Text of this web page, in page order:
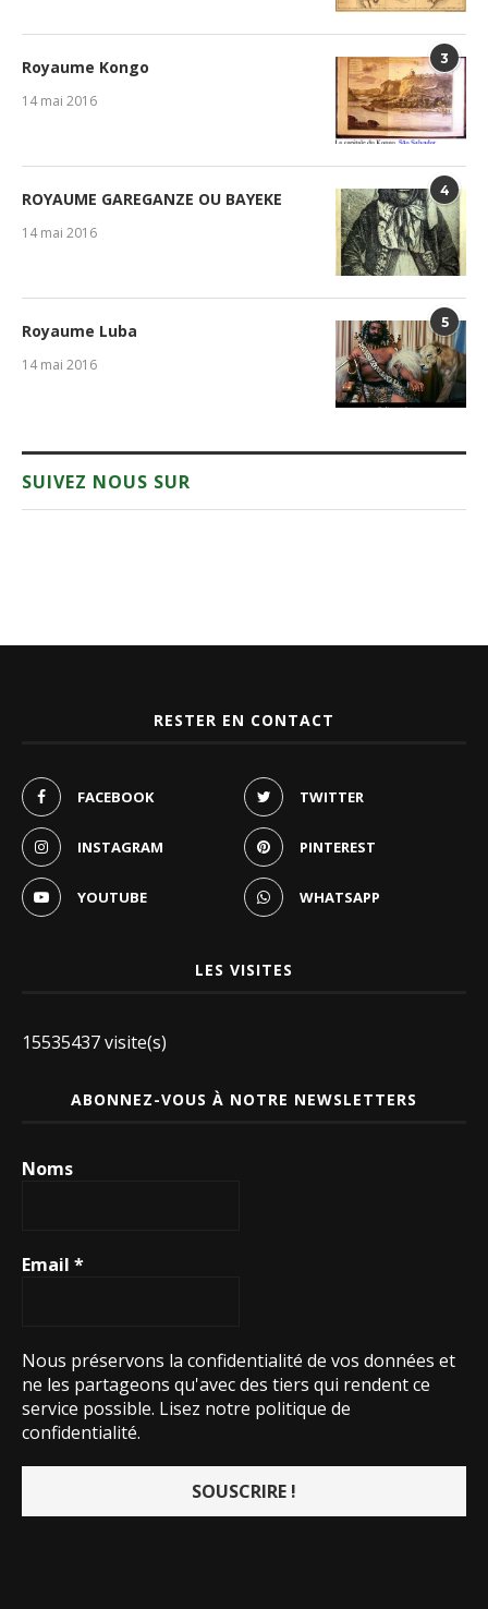
3
Royaume Kongo
14 mai 2016
4
ROYAUME GAREGANZE OU BAYEKE
14 mai 2016
5
Royaume Luba
14 mai 2016
SUIVEZ NOUS SUR
RESTER EN CONTACT
FACEBOOK TWITTER
INSTAGRAM PINTEREST
YOUTUBE WHATSAPP
LES VISITES
15535437 visite(s)
ABONNEZ-VOUS À NOTRE NEWSLETTERS
Noms
Email *
Nous préservons la confidentialité de vos données et
ne les partageons qu'avec des tiers qui rendent ce
service possible. Lisez notre politique de
confidentialité.